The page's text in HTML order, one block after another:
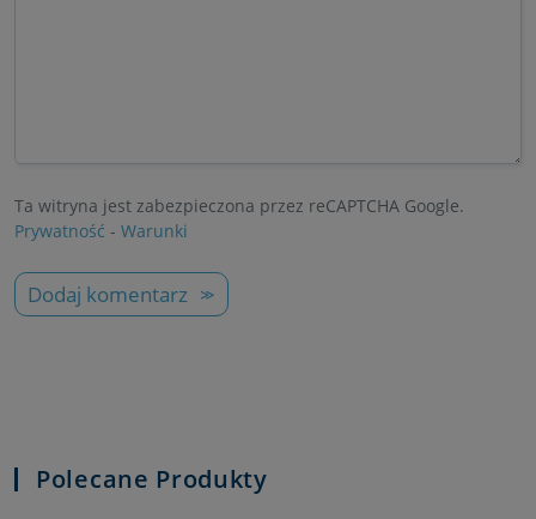
Ta witryna jest zabezpieczona przez reCAPTCHA Google.
Prywatność - Warunki
Dodaj komentarz
Polecane Produkty